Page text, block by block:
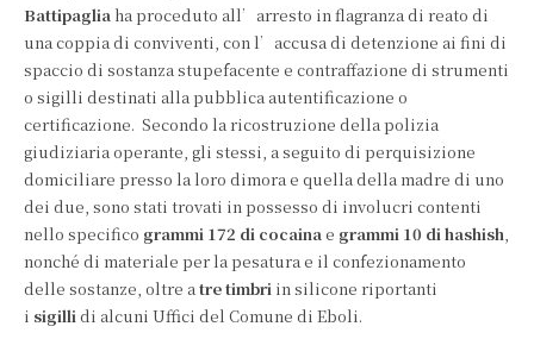
Battipaglia ha proceduto all’arresto in flagranza di reato di
una coppia di conviventi, con l’accusa di detenzione ai fini di
spaccio di sostanza stupefacente e contraffazione di strumenti
o sigilli destinati alla pubblica autentificazione o
certificazione. Secondo la ricostruzione della polizia
giudiziaria operante, gli stessi, a seguito di perquisizione
domiciliare presso la loro dimora e quella della madre di uno
dei due, sono stati trovati in possesso di involucri contenti
nello specifico grammi 172 di cocainae grammi 10 di hashish,
nonché di materiale per la pesatura e il confezionamento
delle sostanze, oltre atre timbri in silicone riportanti
i sigillidi alcuni Uffici del Comune di Eboli.